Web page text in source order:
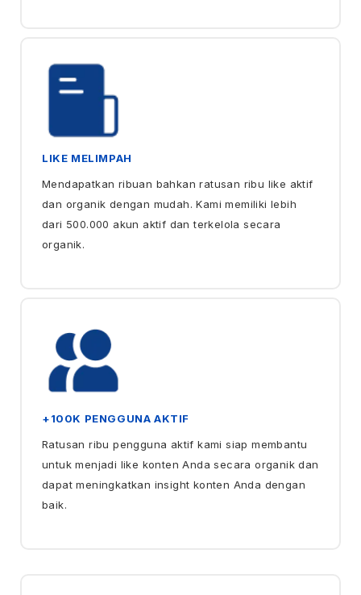
LIKE MELIMPAH
Mendapatkan ribuan bahkan ratusan ribu like aktif
dan organik dengan mudah. Kami memiliki lebih
dari 500.000 akun aktif dan terkelola secara
organik.
+100K PENGGUNA AKTIF
Ratusan ribu pengguna aktif kami siap membantu
untuk menjadi like konten Anda secara organik dan
dapat meningkatkan insight konten Anda dengan
baik.